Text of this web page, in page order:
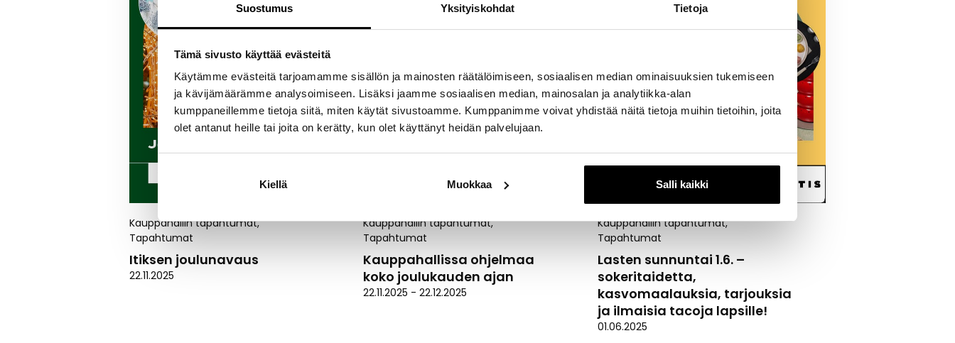
Suostumus Yksityiskohdat Tietoja
Tämä sivusto käyttää evästeitä
Käytämme evästeitä tarjoamamme sisällön ja mainosten räätälöimiseen, sosiaalisen median ominaisuuksien tukemiseen
ja kävijämäärämme analysoimiseen. Lisäksi jaamme sosiaalisen median, mainosalan ja analytiikka-alan
kumppaneillemme tietoja siitä, miten käytät sivustoamme. Kumppanimme voivat yhdistää näitä tietoja muihin tietoihin, joita
olet antanut heille tai joita on kerätty, kun olet käyttänyt heidän palvelujaan.
Kiellä Muokkaa Salli kaikki
Kauppahallin tapahtumat,
Tapahtumat
Itiksen joulunavaus
22.11.2025
Kauppahallin tapahtumat,
Tapahtumat
Kauppahallissa ohjelmaa
koko joulukauden ajan
22.11.2025 -22.12.2025
Kauppahallin tapahtumat,
Tapahtumat
Lasten sunnuntai 1.6. –
sokeritaidetta,
kasvomaalauksia, tarjouksia
ja ilmaisia tacoja lapsille!
01.06.2025